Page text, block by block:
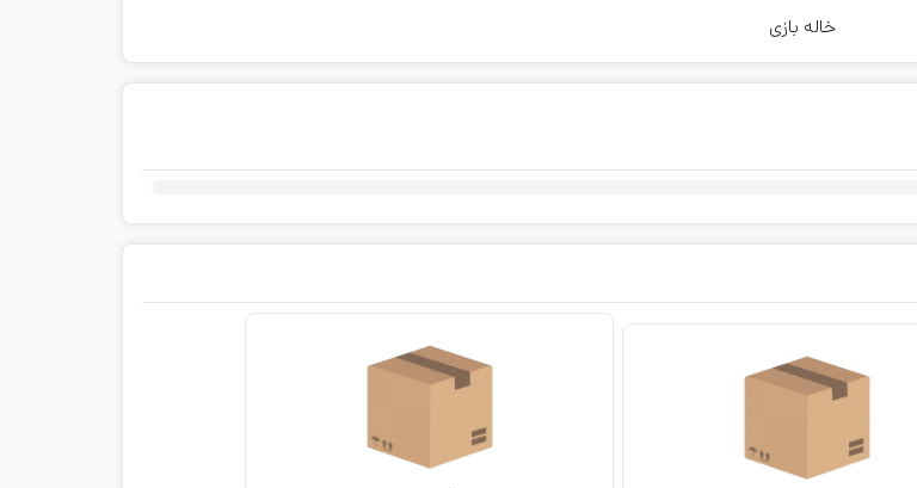
خاله بازی